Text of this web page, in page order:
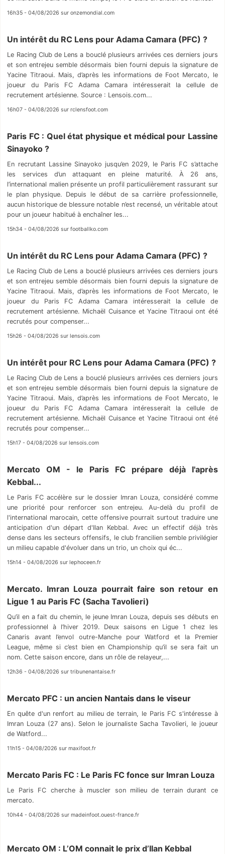
16h35 - 04/08/2026 sur onzemondial.com
Un intérêt du RC Lens pour Adama Camara (PFC) ?
Le Racing Club de Lens a bouclé plusieurs arrivées ces derniers jours
et son entrejeu semble désormais bien fourni depuis la signature de
Yacine Titraoui. Mais, d’après les informations de Foot Mercato, le
joueur du Paris FC Adama Camara intéresserait la cellule de
recrutement artésienne. Source : Lensois.com...
16h07 - 04/08/2026 sur rclensfoot.com
Paris FC : Quel état physique et médical pour Lassine
Sinayoko ?
En recrutant Lassine Sinayoko jusqu’en 2029, le Paris FC s’attache
les services d’un attaquant en pleine maturité. À 26 ans,
l’international malien présente un profil particulièrement rassurant sur
le plan physique. Depuis le début de sa carrière professionnelle,
aucun historique de blessure notable n’est recensé, un véritable atout
pour un joueur habitué à enchaîner les...
15h34 - 04/08/2026 sur footballko.com
Un intérêt du RC Lens pour Adama Camara (PFC) ?
Le Racing Club de Lens a bouclé plusieurs arrivées ces derniers jours
et son entrejeu semble désormais bien fourni depuis la signature de
Yacine Titraoui. Mais, d’après les informations de Foot Mercato, le
joueur du Paris FC Adama Camara intéresserait la cellule de
recrutement artésienne. Michaël Cuisance et Yacine Titraoui ont été
recrutés pour compenser...
15h26 - 04/08/2026 sur lensois.com
Un intérêt pour RC Lens pour Adama Camara (PFC) ?
Le Racing Club de Lens a bouclé plusieurs arrivées ces derniers jours
et son entrejeu semble désormais bien fourni depuis la signature de
Yacine Titraoui. Mais, d’après les informations de Foot Mercato, le
joueur du Paris FC Adama Camara intéresserait la cellule de
recrutement artésienne. Michaël Cuisance et Yacine Titraoui ont été
recrutés pour compenser...
15h17 - 04/08/2026 sur lensois.com
Mercato OM - le Paris FC prépare déjà l'après
Kebbal...
Le Paris FC accélère sur le dossier Imran Louza, considéré comme
une priorité pour renforcer son entrejeu. Au-delà du profil de
l'international marocain, cette offensive pourrait surtout traduire une
anticipation d'un départ d'Ilan Kebbal. Avec un effectif déjà très
dense dans les secteurs offensifs, le club francilien semble privilégier
un milieu capable d'évoluer dans un trio, un choix qui éc...
15h14 - 04/08/2026 sur lephoceen.fr
Mercato. Imran Louza pourrait faire son retour en
Ligue 1 au Paris FC (Sacha Tavolieri)
Qu’il en a fait du chemin, le jeune Imran Louza, depuis ses débuts en
professionnel à l’hiver 2019. Deux saisons en Ligue 1 chez les
Canaris avant l’envol outre-Manche pour Watford et la Premier
League, même si c’est bien en Championship qu’il se sera fait un
nom. Cette saison encore, dans un rôle de relayeur,...
12h36 - 04/08/2026 sur tribunenantaise.fr
Mercato PFC : un ancien Nantais dans le viseur
En quête d'un renfort au milieu de terrain, le Paris FC s'intéresse à
Imran Louza (27 ans). Selon le journaliste Sacha Tavolieri, le joueur
de Watford...
11h15 - 04/08/2026 sur maxifoot.fr
Mercato Paris FC : Le Paris FC fonce sur Imran Louza
Le Paris FC cherche à muscler son milieu de terrain durant ce
mercato.
10h44 - 04/08/2026 sur madeinfoot.ouest-france.fr
Mercato OM : L’OM connait le prix d’Ilan Kebbal